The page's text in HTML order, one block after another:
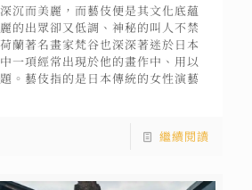
沉而美麗，而藝伎便是其文化底蘊
的出眾卻又低調、神秘的叫人不禁
蘭著名畫家梵谷也深深著迷於日本
一項經常出現於他的畫作中、用以
。藝伎指的是日本傳統的女性演藝
繼續閱讀